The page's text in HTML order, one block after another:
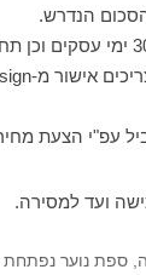
הנדרש.
עפ"י הצעת
ועד למסירה.
,ספת נוער נפתחת